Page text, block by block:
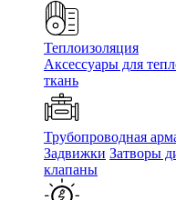
Теплоизоляция
Аксессуары для
ткань
Трубопроводная
Задвижки Затворы
клапаны